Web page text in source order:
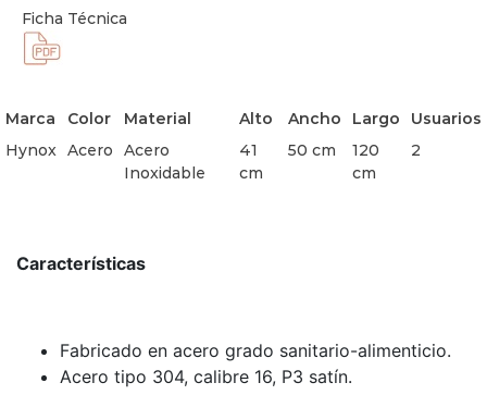
Ficha Técnica
Marca Color Material Alto Ancho Largo
Usuarios
Hynox Acero
Acero
Inoxidable
41
cm
50 cm
120
cm
2
Características
Fabricado en acero grado sanitario-alimenticio.
Acero tipo 304, calibre 16, P3 satín.